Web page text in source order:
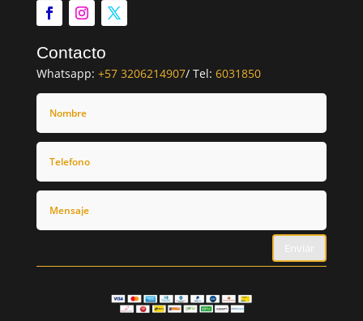
Contacto
Whatsapp: +57 3206214907/ Tel: 6031850
Enviar